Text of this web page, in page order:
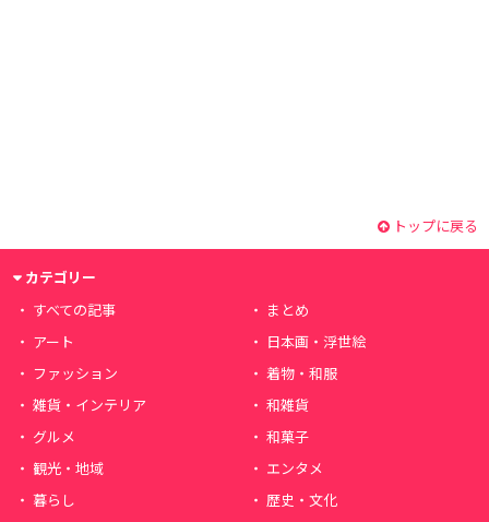
トップに戻る
カテゴリー
すべての記事
まとめ
アート
日本画・浮世絵
ファッション
着物・和服
雑貨・インテリア
和雑貨
グルメ
和菓子
観光・地域
エンタメ
暮らし
歴史・文化